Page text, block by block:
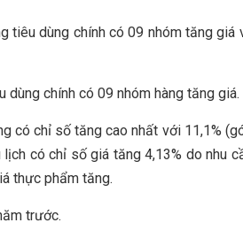
tiêu dùng chính có 09 nhóm tăng giá
chính có 09 nhóm hàng tăng giá.
có chỉ số tăng cao nhất với 11,1%
có chỉ số giá tăng 4,13% do nhu
thực phẩm tăng.
trước.